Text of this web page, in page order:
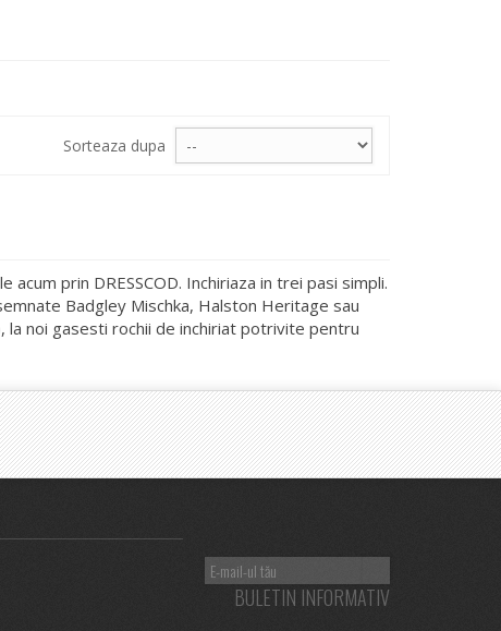
Sorteaza dupa
prin DRESSCOD. Inchiriaza in trei pasi simpli.
Badgley Mischka, Halston Heritage sau
la noi gasesti rochii de inchiriat potrivite pentru
BULETIN INFORMATIV